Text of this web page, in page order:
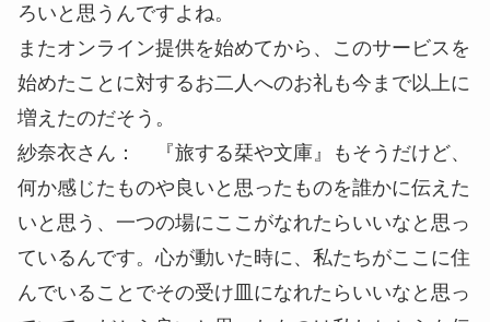
ろいと思うんですよね。
またオンライン提供を始めてから、このサービスを
始めたことに対するお二人へのお礼も今まで以上に
増えたのだそう。
紗奈衣さん： 『旅する栞や文庫』もそうだけど、
何か感じたものや良いと思ったものを誰かに伝えた
いと思う、一つの場にここがなれたらいいなと思っ
ているんです。心が動いた時に、私たちがここに住
んでいることでその受け皿になれたらいいなと思っ